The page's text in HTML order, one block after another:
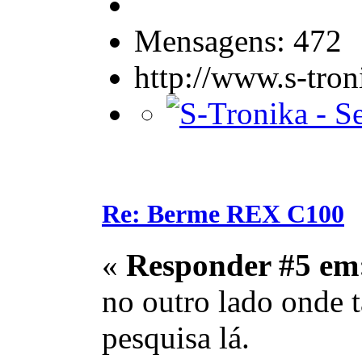
Mensagens: 472
http://www.s-
Re: Berme REX C100
« Responder #5
no outro lado onde
pesquisa lá.